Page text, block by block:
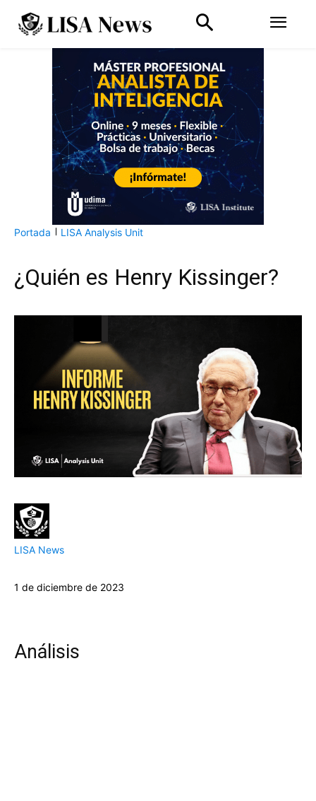
Portada LISA Analysis Unit
¿Quién es Henry Kissinger?
LISA News
1 de diciembre de 2023
Análisis